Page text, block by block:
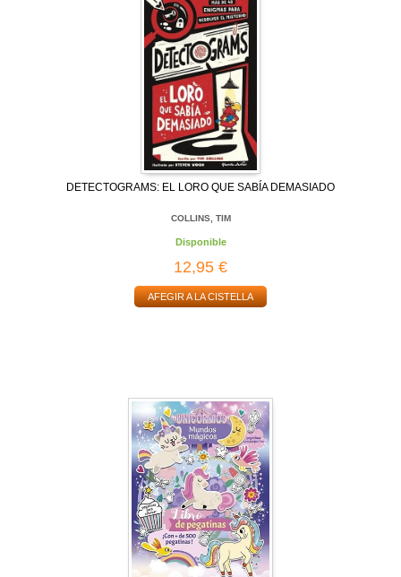
DETECTOGRAMS: EL LORO QUE SABÍA DEMASIADO
COLLINS, TIM
Disponible
12,95 €
AFEGIR A LA CISTELLA